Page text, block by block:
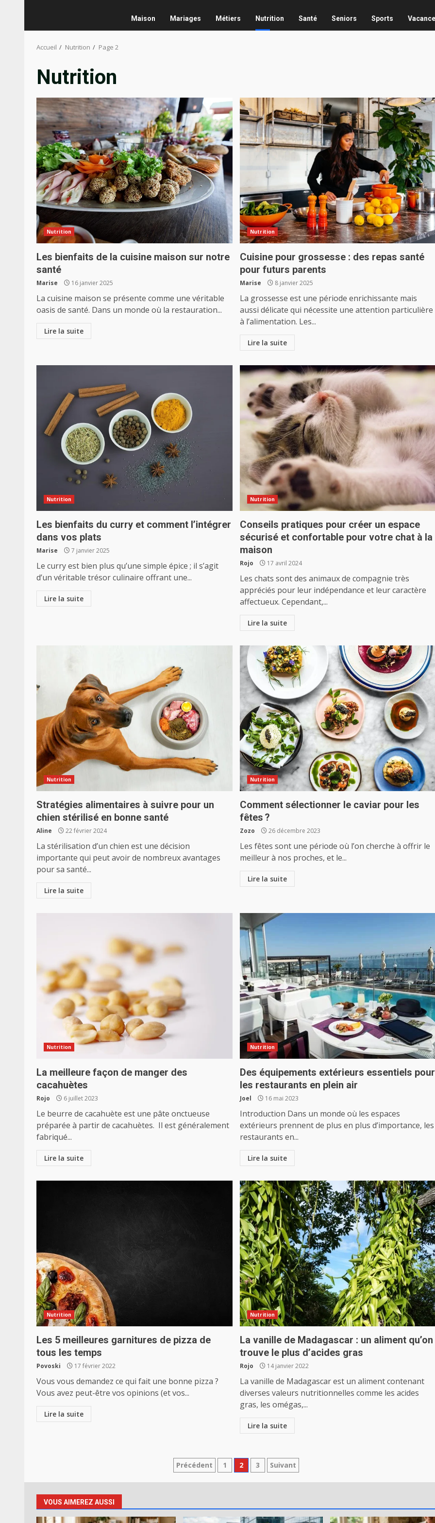
Maison Mariages Métiers Nutrition Santé Seniors Sports
Accueil Nutrition Page 2
Nutrition
Nutrition
Les bienfaits de la cuisine maison sur notre
santé
Marise 16 janvier 2025
La cuisine maison se présente comme une véritable
oasis de santé. Dans un monde où la restauration...
Lire la suite
Nutrition
Cuisine pour grossesse : des repas santé
pour futurs parents
Marise 8 janvier 2025
La grossesse est une période enrichissante mais
aussi délicate qui nécessite une attention particulière
à l’alimentation. Les...
Lire la suite
Nutrition
Les bienfaits du curry et comment l’intégrer
dans vos plats
Marise 7 janvier 2025
Le curry est bien plus qu’une simple épice ; il s’agit
d’un véritable trésor culinaire offrant une...
Lire la suite
Nutrition
Conseils pratiques pour créer un espace
sécurisé et confortable pour votre chat à la
maison
Rojo 17 avril 2024
Les chats sont des animaux de compagnie très
appréciés pour leur indépendance et leur caractère
affectueux. Cependant,...
Lire la suite
Nutrition
Stratégies alimentaires à suivre pour un
chien stérilisé en bonne santé
Aline 22 février 2024
La stérilisation d’un chien est une décision
importante qui peut avoir de nombreux avantages
pour sa santé...
Lire la suite
Nutrition
Comment sélectionner le caviar pour les
fêtes ?
Zozo 26 décembre 2023
Les fêtes sont une période où l’on cherche à offrir le
meilleur à nos proches, et le...
Lire la suite
Nutrition
La meilleure façon de manger des
cacahuètes
Rojo 6 juillet 2023
Le beurre de cacahuète est une pâte onctueuse
préparée à partir de cacahuètes. Il est généralement
fabriqué...
Lire la suite
Nutrition
Des équipements extérieurs essentiels pour
les restaurants en plein air
Joel 16 mai 2023
Introduction Dans un monde où les espaces
extérieurs prennent de plus en plus d’importance, les
restaurants en...
Lire la suite
Nutrition
Les 5 meilleures garnitures de pizza de
tous les temps
Povoski 17 février 2022
Vous vous demandez ce qui fait une bonne pizza ?
Vous avez peut-être vos opinions (et vos...
Lire la suite
Nutrition
La vanille de Madagascar : un aliment qu’on
trouve le plus d’acides gras
Rojo 14 janvier 2022
La vanille de Madagascar est un aliment contenant
diverses valeurs nutritionnelles comme les acides
gras, les omégas,...
Lire la suite
Pagination
des
publications
Précédent 1 2 3 Suivant
VOUS AIMEREZ AUSSI